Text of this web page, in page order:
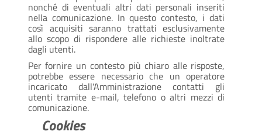
nonché di eventuali altri dati personali inseriti
nella comunicazione. In questo contesto, i dati
così acquisiti saranno trattati esclusivamente
allo scopo di rispondere alle richieste inoltrate
dagli utenti.
Per fornire un contesto più chiaro alle risposte,
potrebbe essere necessario che un operatore
incaricato dall'Amministrazione contatti gli
utenti tramite e-mail, telefono o altri mezzi di
comunicazione.
Cookies